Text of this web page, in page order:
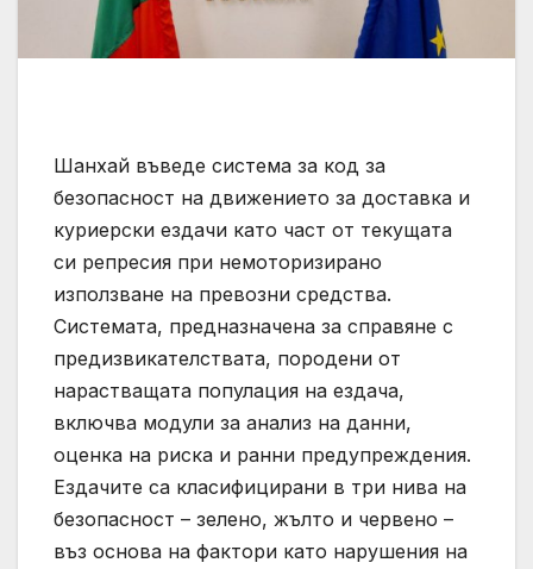
Шанхай въведе система за код за
безопасност на движението за доставка и
куриерски ездачи като част от текущата
си репресия при немоторизирано
използване на превозни средства.
Системата, предназначена за справяне с
предизвикателствата, породени от
нарастващата популация на ездача,
включва модули за анализ на данни,
оценка на риска и ранни предупреждения.
Ездачите са класифицирани в три нива на
безопасност – зелено, жълто и червено –
въз основа на фактори като нарушения на